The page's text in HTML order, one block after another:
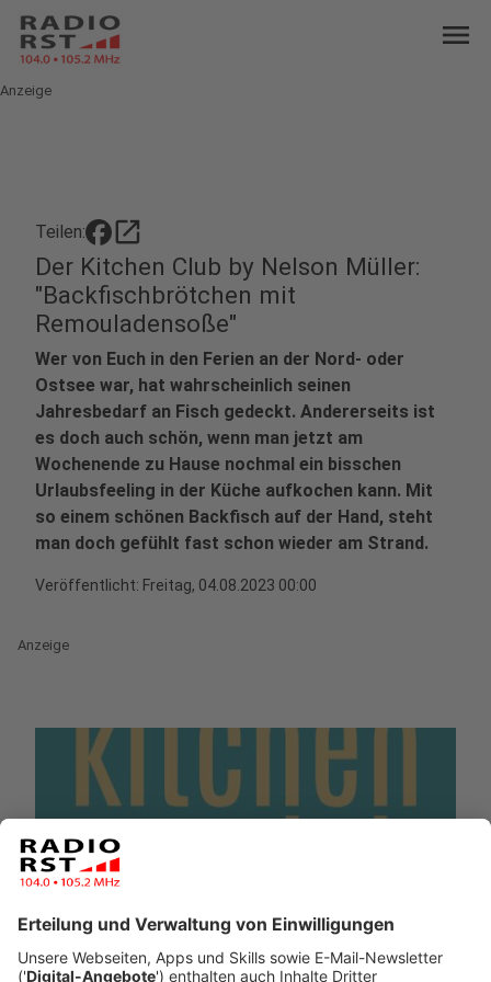
menu
Anzeige
Teilen: open_in_new
Der Kitchen Club by Nelson Müller:
"Backfischbrötchen mit
Remouladensoße"
Wer von Euch in den Ferien an der Nord- oder
Ostsee war, hat wahrscheinlich seinen
Jahresbedarf an Fisch gedeckt. Andererseits ist
es doch auch schön, wenn man jetzt am
Wochenende zu Hause nochmal ein bisschen
Urlaubsfeeling in der Küche aufkochen kann. Mit
so einem schönen Backfisch auf der Hand, steht
man doch gefühlt fast schon wieder am Strand.
Veröffentlicht: Freitag, 04.08.2023 00:00
Anzeige